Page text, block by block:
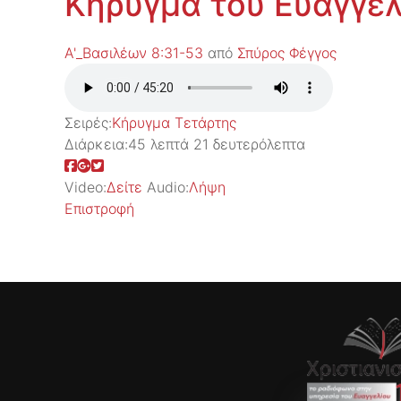
Α'_Βασιλέων 8:31-53 από Σπύρος Φέγγος
Σειρές:Kήρυγμα Τετάρτης
Διάρκεια:45 λεπτά 21 δευτερόλεπτα
Video:Δείτε Audio:Λήψη
Επιστροφή